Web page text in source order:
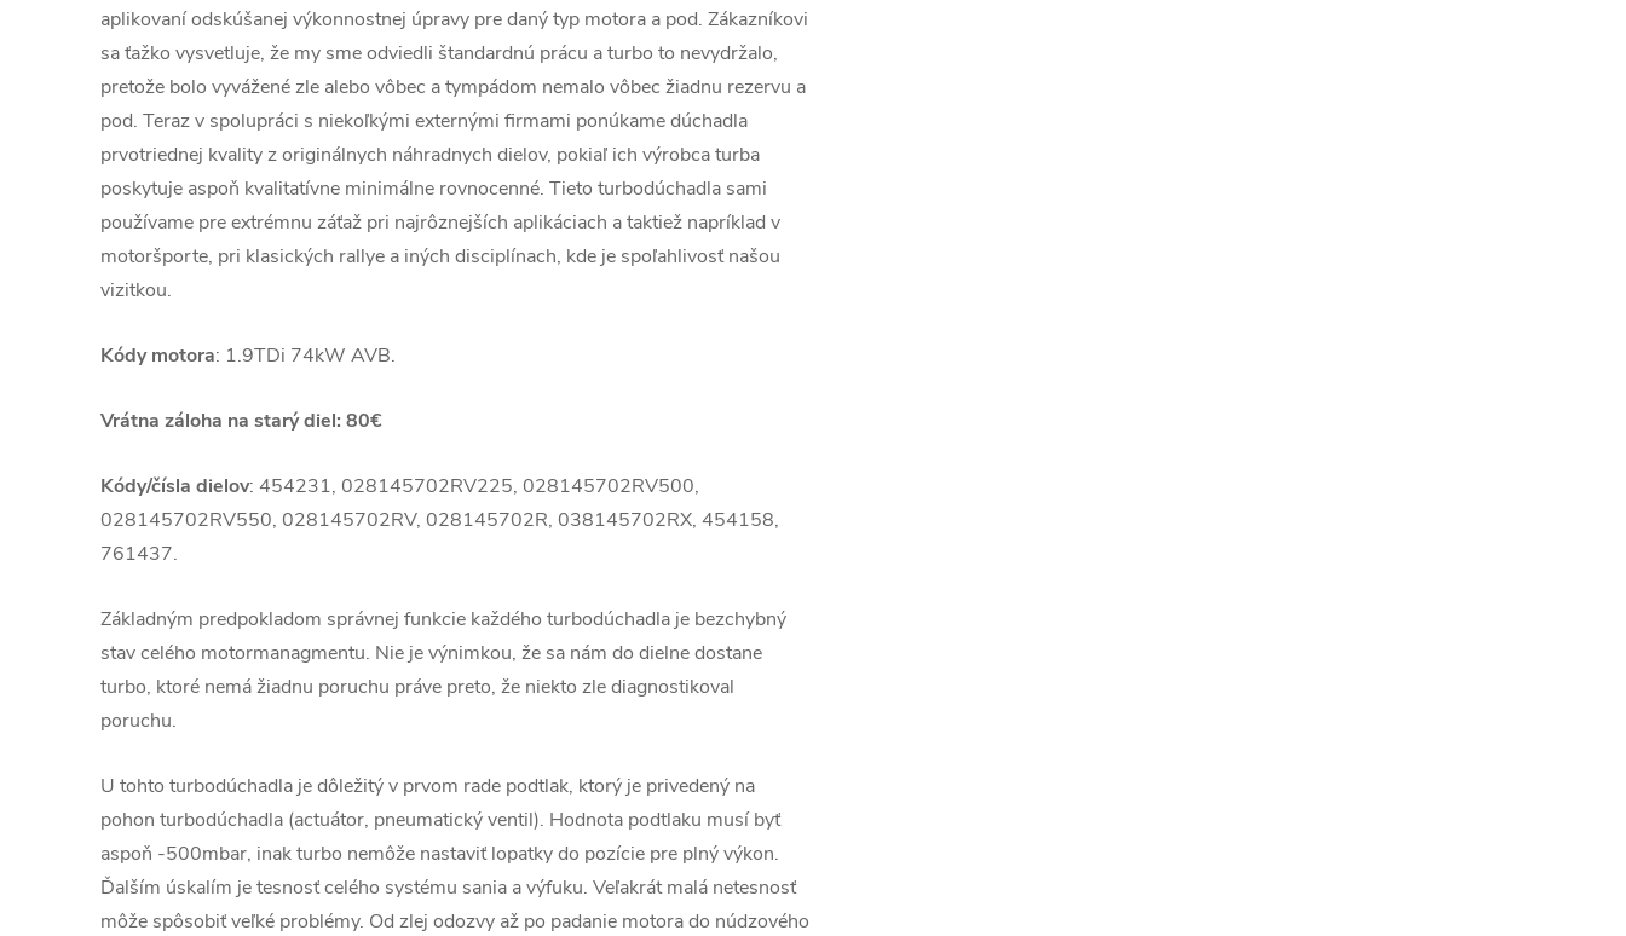
aplikovaní odskúšanej výkonnostnej úpravy pre daný typ motora a pod. Zákazníkovi
sa ťažko vysvetluje, že my sme odviedli štandardnú prácu a turbo to nevydržalo,
pretože bolo vyvážené zle alebo vôbec a tympádom nemalo vôbec žiadnu rezervu a
pod. Teraz v spolupráci s niekoľkými externými firmami ponúkame dúchadla
prvotriednej kvality z originálnych náhradnych dielov, pokiaľ ich výrobca turba
poskytuje aspoň kvalitatívne minimálne rovnocenné. Tieto turbodúchadla sami
používame pre extrémnu záťaž pri najrôznejších aplikáciach a taktiež napríklad v
motoršporte, pri klasických rallye a iných disciplínach, kde je spoľahlivosť našou
vizitkou.
Kódy motora: 1.9TDi 74kW AVB.
Vrátna záloha na starý diel: 80€
Kódy/čísla dielov: 454231, 028145702RV225, 028145702RV500,
028145702RV550, 028145702RV, 028145702R, 038145702RX, 454158,
761437.
Základným predpokladom správnej funkcie každého turbodúchadla je bezchybný
stav celého motormanagmentu. Nie je výnimkou, že sa nám do dielne dostane
turbo, ktoré nemá žiadnu poruchu práve preto, že niekto zle diagnostikoval
poruchu.
U tohto turbodúchadla je dôležitý v prvom rade podtlak, ktorý je privedený na
pohon turbodúchadla (actuátor, pneumatický ventil). Hodnota podtlaku musí byť
aspoň -500mbar, inak turbo nemôže nastaviť lopatky do pozície pre plný výkon.
Ďalším úskalím je tesnosť celého systému sania a výfuku. Veľakrát malá netesnosť
môže spôsobiť veľké problémy. Od zlej odozvy až po padanie motora do núdzového